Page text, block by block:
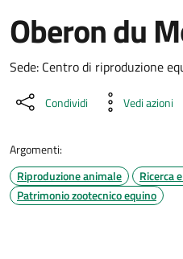
Oberon du
Dettaglio del documento
Sede: Centro di riproduzione
Condividi Vedi azioni
Argomenti:
Riproduzione animale
Ricerca
Patrimonio zootecnico equino